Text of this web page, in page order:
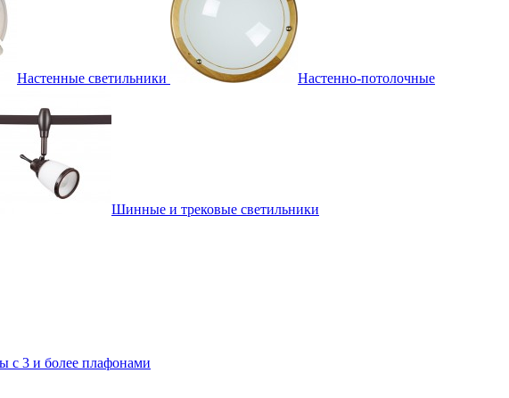
Настенные светильники Настенно-потолочные
Шинные и трековые светильники
с 3 и более плафонами